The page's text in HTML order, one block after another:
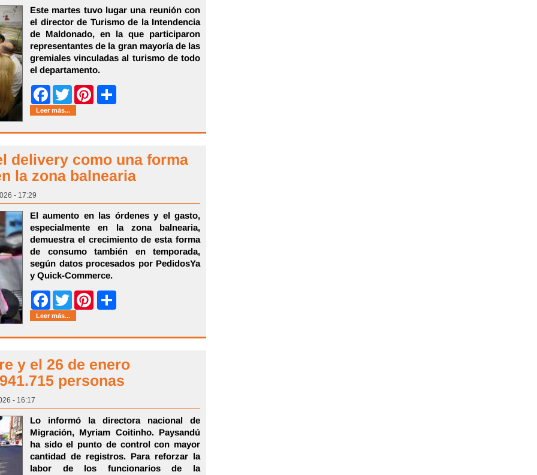
Este martes tuvo lugar una reunión con
el director de Turismo de la Intendencia
de Maldonado, en la que participaron
representantes de la gran mayoría de las
gremiales vinculadas al turismo de todo
el departamento.
FacebookTwitter Pinterest
Leer más...
delivery como una forma
la zona balnearia
- 17:29
El aumento en las órdenes y el gasto,
especialmente en la zona balnearia,
demuestra el crecimiento de esta forma
de consumo también en temporada,
según datos procesados por PedidosYa
y Quick-Commerce.
FacebookTwitter Pinterest
Leer más...
y el 26 de enero
personas
- 16:17
Lo informó la directora nacional de
Migración, Myriam Coitinho. Paysandú
ha sido el punto de control con mayor
cantidad de registros. Para reforzar la
labor de los funcionarios de la